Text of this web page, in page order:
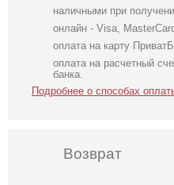
наличными при
онлайн - Visa,
оплата на карту
оплата на расчетный
банка.
Подробнее о способах
Возврат